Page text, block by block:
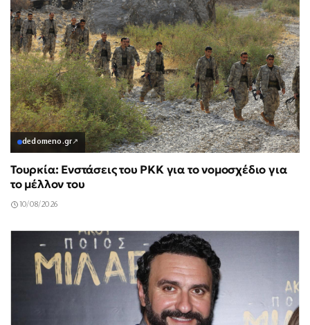
dedomeno.gr↗
Τουρκία: Ενστάσεις του PKK για το νομοσχέδιο για
το μέλλον του
10/08/2026